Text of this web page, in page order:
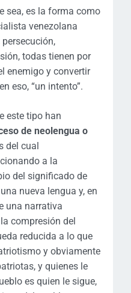
sea, es la forma como
venezolana
todas tienen por
enemigo y convertir
eso, “un intento”.
este tipo han
de neolengua o
del cual
a la
del significado de
nueva lengua y, en
una narrativa
compresión del
reducida a lo que
y obviamente
y quienes le
es quien le sigue,